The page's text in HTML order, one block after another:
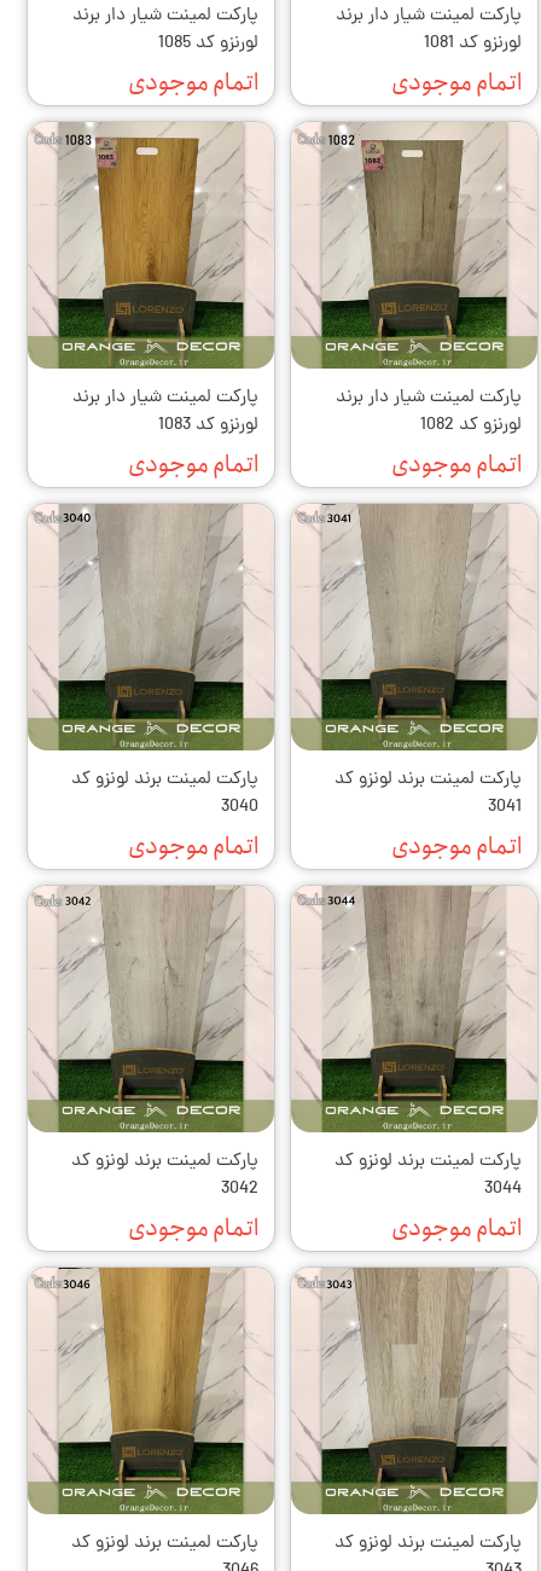
پارکت لمینت شیار دار برند
لورنزو کد 1081
اتمام موجودی
پارکت لمینت شیار دار برند
لورنزو کد 1085
اتمام موجودی
پارکت لمینت شیار دار برند
لورنزو کد 1082
اتمام موجودی
پارکت لمینت شیار دار برند
لورنزو کد 1083
اتمام موجودی
پارکت لمینت برند لونزو کد
3041
اتمام موجودی
پارکت لمینت برند لونزو کد
3040
اتمام موجودی
پارکت لمینت برند لونزو کد
3044
اتمام موجودی
پارکت لمینت برند لونزو کد
3042
اتمام موجودی
پارکت لمینت برند لونزو کد
پارکت لمینت برند لونزو کد